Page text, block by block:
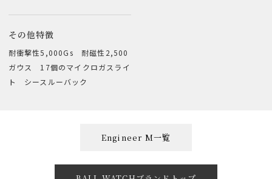
その他特徴
耐衝撃性5,000Gs 耐磁性2,500
ガウス 17個のマイクロガスライ
ト シースルーバック
Engineer M一覧